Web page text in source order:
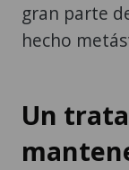
gran parte
hecho
Un